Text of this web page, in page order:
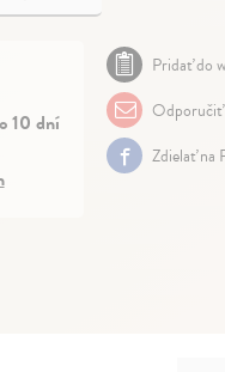
10 dní
Pridať do
Odporučiť
Zdielať na